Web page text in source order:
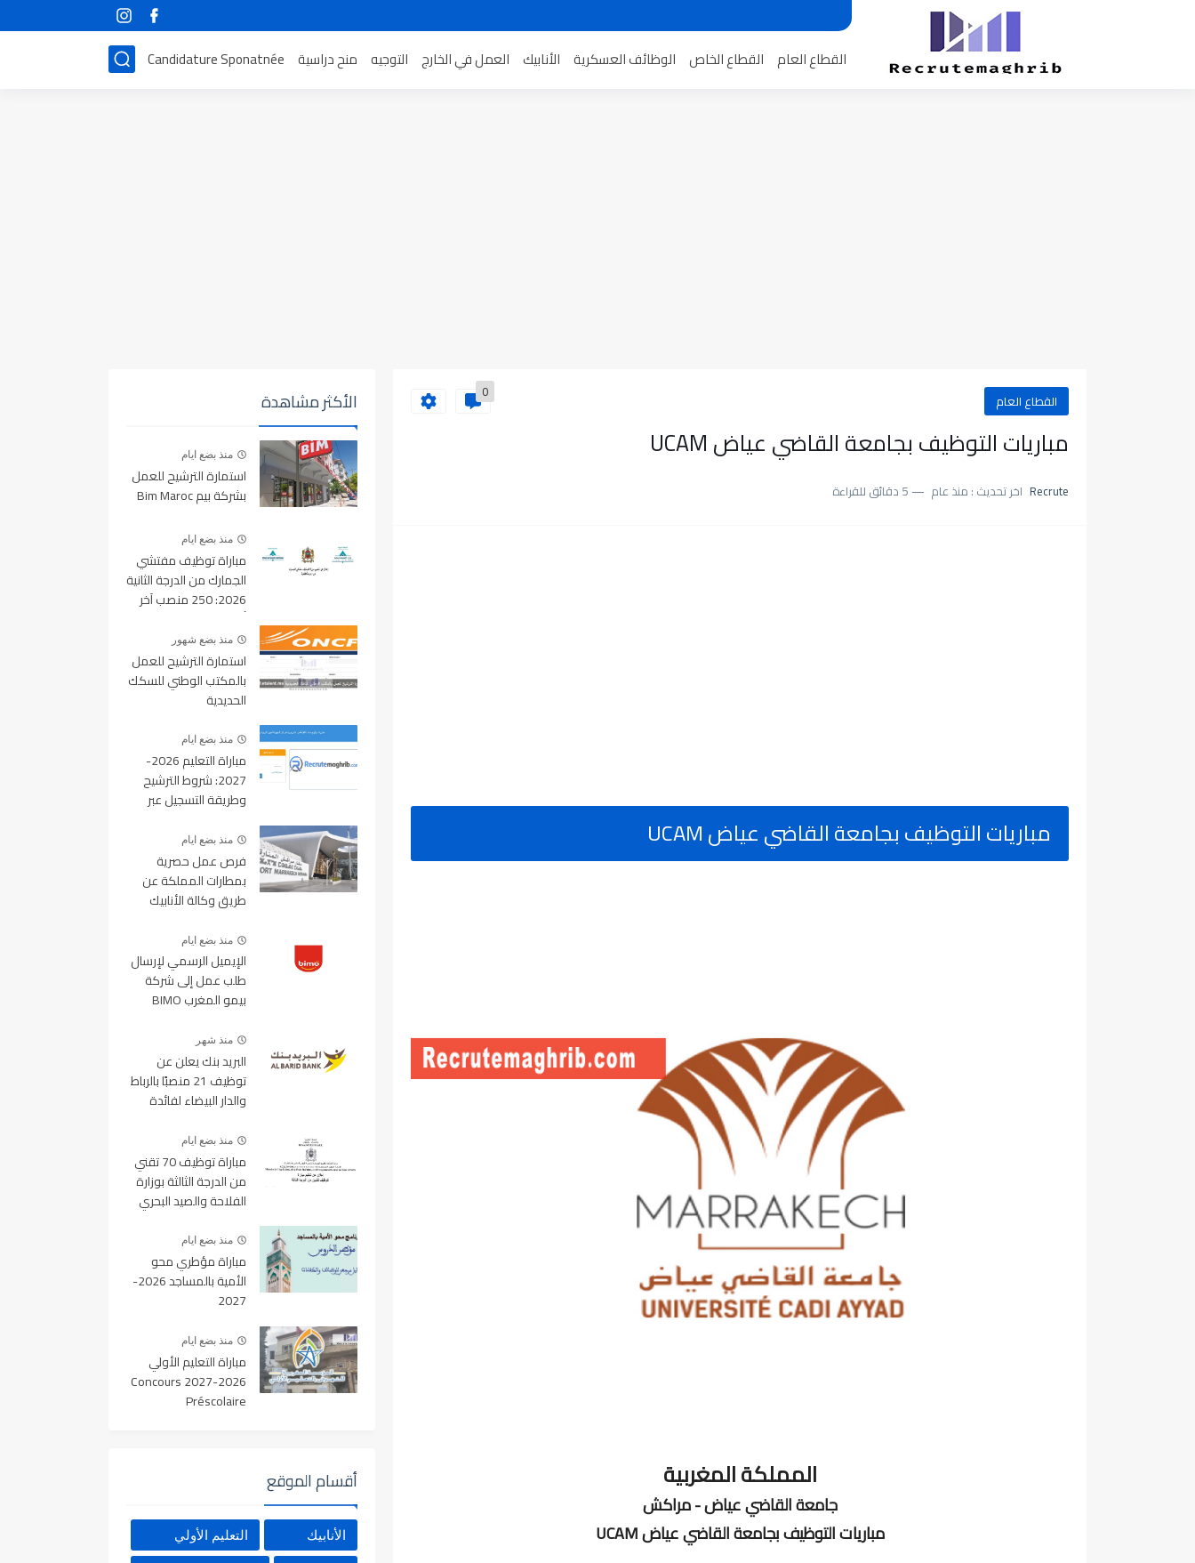
القطاع العام القطاع الخاص الوظائف العسكرية الأنابيك العمل في الخارج التوجيه منح دراسية Candidature Sponatnée
القطاع العام 0
مباريات التوظيف بجامعة القاضي عياض UCAM
Recrute اخر تحديث : منذ عام 5 دقائق للقراءة
مباريات التوظيف بجامعة القاضي عياض UCAM
المملكة المغربية
جامعة القاضي عياض - مراكش
مباريات التوظيف بجامعة القاضي عياض UCAM
الأكثر مشاهدة
منذ بضع ايام
استمارة الترشيح للعمل
بشركة بيم Bim Maroc
منذ بضع ايام
مباراة توظيف مفتشي
الجمارك من الدرجة الثانية
2026: 250 منصب آخر
2026منذ بضع شهور
استمارة الترشيح للعمل
بالمكتب الوطني للسكك
الحديدية
منذ بضع ايام
مباراة التعليم 2026-
2027: شروط الترشيح
وطريقة التسجيل عبر
منذ بضع ايام
فرص عمل حصرية
بمطارات المملكة عن
طريق وكالة الأنابيك
منذ بضع ايام
الإيميل الرسمي لإرسال
طلب عمل إلى شركة
بيمو المغرب BIMO
منذ شهر
البريد بنك يعلن عن
توظيف 21 منصبًا بالرباط
والدار البيضاء لفائدة
والتقنيين
منذ بضع ايام
مباراة توظيف 70 تقني
من الدرجة الثالثة بوزارة
الفلاحة والصيد البحري
غشت 2026
منذ بضع ايام
مباراة مؤطري محو
الأمية بالمساجد 2026-
2027
منذ بضع ايام
مباراة التعليم الأولي
2026-2027 Concours
Préscolaire
أقسام الموقع
الأنابيك التعليم الأولي